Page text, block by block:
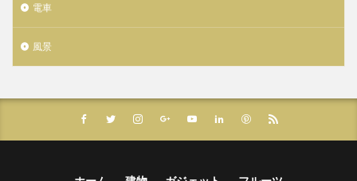
電車
風景